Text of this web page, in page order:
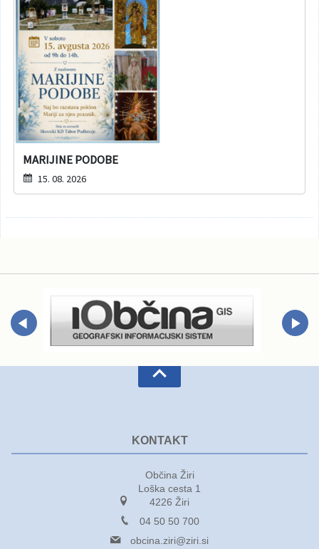
MARIJINE PODOBE
15. 08. 2026
KONTAKT
Občina Žiri
Loška cesta 1
4226 Žiri
04 50 50 700
obcina.ziri@ziri.si